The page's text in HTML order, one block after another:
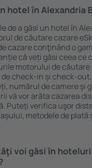
hotel în Alexandria
de a găsi un hotel în
de căutare cazare
cazare conţinând o
că veți găsi ceea ce
motorului de
check-in și check-
numărul de camere şi
vă vor arăta cazarea
Puteți verifica uşor
metodele de plată
voi găsi ȋn